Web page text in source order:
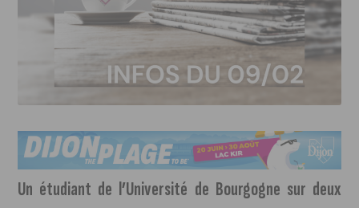
Un étudiant de l’Université de Bourgogne sur deux